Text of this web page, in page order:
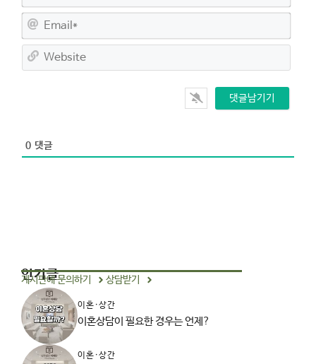
*E
a
l
0 댓글
인기글
게시판에 문의하기 상담받기
이혼·상간
이혼상담이 필요한 경우는 언제?
이혼·상간